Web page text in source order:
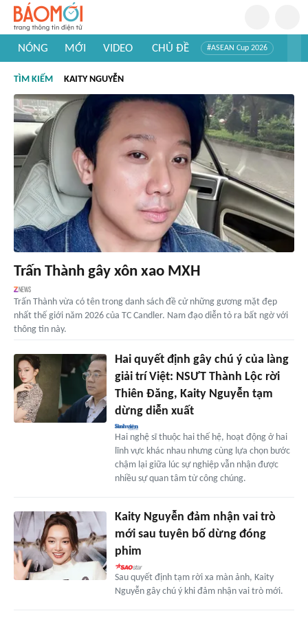
NÓNG MỚI VIDEO CHỦ ĐỀ #ASEAN Cup 2026
#Khám phá thế giới
TÌM KIẾM KAITY NGUYỄN
Trấn Thành gây xôn xao MXH
Trấn Thành vừa có tên trong danh sách đề cử những gương mặt đẹp
nhất thế giới năm 2026 của TC Candler. Nam đạo diễn tỏ ra bất ngờ với
thông tin này.
Hai quyết định gây chú ý của làng
giải trí Việt: NSƯT Thành Lộc rời
Thiên Đăng, Kaity Nguyễn tạm
dừng diễn xuất
Hai nghệ sĩ thuộc hai thế hệ, hoạt động ở hai
lĩnh vực khác nhau nhưng cùng lựa chọn bước
chậm lại giữa lúc sự nghiệp vẫn nhận được
nhiều sự quan tâm từ công chúng.
Kaity Nguyễn đảm nhận vai trò
mới sau tuyên bố dừng đóng
phim
Sau quyết định tạm rời xa màn ảnh, Kaity
Nguyễn gây chú ý khi đảm nhận vai trò mới.